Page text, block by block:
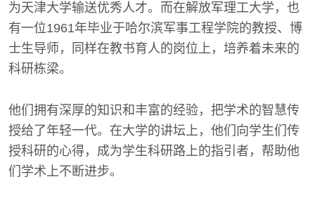
为天津大学输送优秀人才。而在解放军理工大学，也
有一位1961年毕业于哈尔滨军事工程学院的教授、博
士生导师，同样在教书育人的岗位上，培养着未来的
科研栋梁。
他们拥有深厚的知识和丰富的经验，把学术的智慧传
授给了年轻一代。在大学的讲坛上，他们向学生们传
授科研的心得，成为学生科研路上的指引者，帮助他
们学术上不断进步。